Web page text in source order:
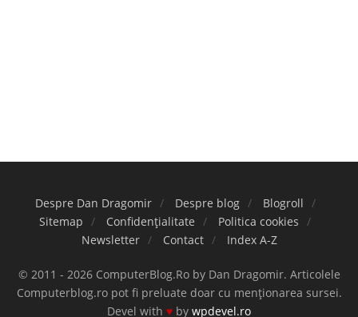
Despre Dan Dragomir Despre blog
Blogroll
Sitemap
Confidențialitate
Politica cookies
Newsletter
Contact Index A-Z
© 2011 - 2026 ComputerBlog.Ro by Dan Dragomir. Articolele
Computerblog.ro pot fi preluate doar cu menționarea sursei.
Devel with ♥ by wpdevel.ro